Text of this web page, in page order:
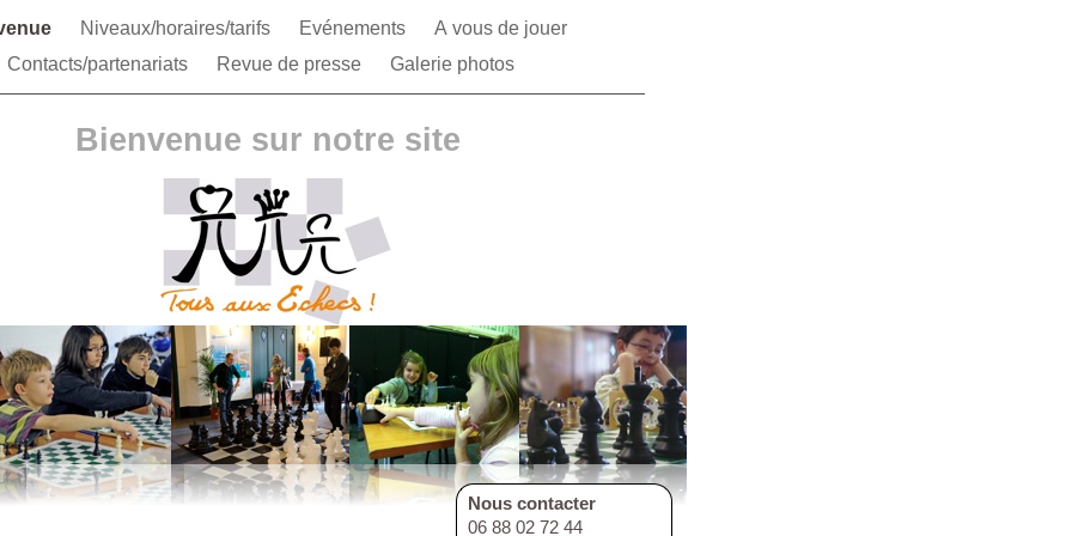
Niveaux/horaires/tarifs Evénements
A vous de jouer
Contacts/partenariats
Revue de presse Galerie photos
Bienvenue sur notre site
Nous contacter
06 88 02 72 44